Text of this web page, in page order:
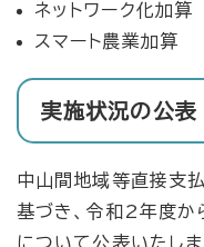
ネットワーク化加算
スマート農業加算
実施状況の公表
中山間地域等直接支
基づき、令和2年度
について公表いたしま